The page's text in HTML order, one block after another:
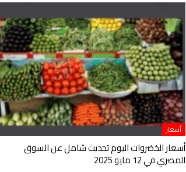
أسعار
أسعار الخضروات اليوم تحديث شامل عن السوق
المصري في 12 مايو 2025